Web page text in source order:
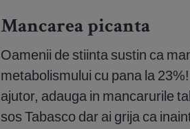
Mancarea picanta
Oamenii de stiinta sustin ca
metabolismului cu pana la
ajutor, adauga in mancarurile
sos Tabasco dar ai grija ca